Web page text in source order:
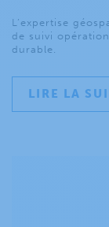
L’expertise
de suivi
durable.
LIRE LA